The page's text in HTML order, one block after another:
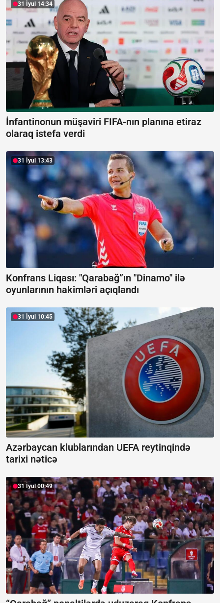
31 İyul 14:34
İnfantinonun müşaviri FIFA-nın planına etiraz
olaraq istefa verdi
31 İyul 13:43
Konfrans Liqası: "Qarabağ”ın "Dinamo" ilə
oyunlarının hakimləri açıqlandı
31 İyul 10:45
Azərbaycan klublarından UEFA reytinqində
tarixi nəticə
31 İyul 00:49